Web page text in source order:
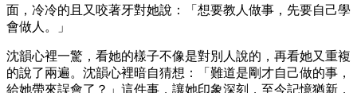
面，冷冷的且又咬著牙對她說：「想要教人做事，先要自己學
會做人。」
沈韻心裡一驚，看她的樣子不像是對別人說的，再看她又重複
的說了兩遍。沈韻心裡暗自猜想：「難道是剛才自己做的事，
給她帶來誤會了？」這件事，讓她印象深刻，至今記憶猶新，